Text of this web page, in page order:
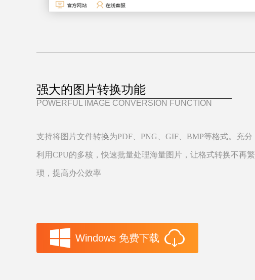
强大的图片转换功能
POWERFUL IMAGE CONVERSION FUNCTION
支持将图片文件转换为PDF、PNG、GIF、BMP等格式。充分
利用CPU的多核，快速批量处理海量图片，让格式转换不再繁
琐，提高办公效率
Windows 免费下载